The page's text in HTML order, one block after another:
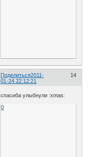
Поделиться 14
2011-
01-24 22:12:21
спасиба улыбнули :xmas:
0